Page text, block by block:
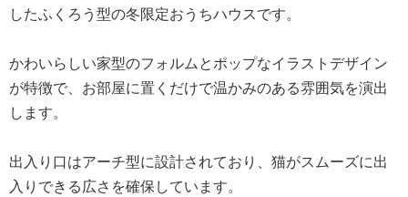
したふくろう型の冬限定おうちハウスです。
かわいらしい家型のフォルムとポップなイラストデザイン
が特徴で、お部屋に置くだけで温かみのある雰囲気を演出
します。
出入り口はアーチ型に設計されており、猫がスムーズに出
入りできる広さを確保しています。